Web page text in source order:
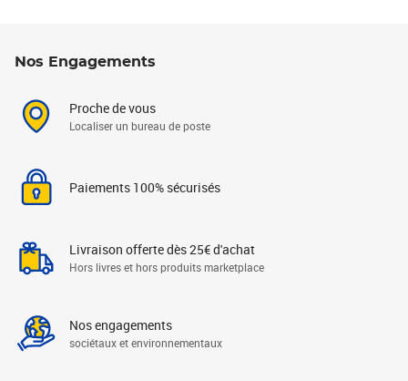
Nos Engagements
Proche de vous
Localiser un bureau de poste
Paiements 100% sécurisés
Livraison offerte dès 25€ d'achat
Hors livres et hors produits marketplace
Nos engagements
sociétaux et environnementaux